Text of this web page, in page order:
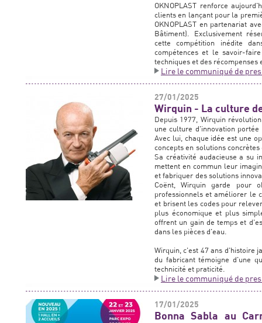
OKNOPLAST renforce
clients en lançant pour la
OKNOPLAST en partenariat
Bâtiment). Exclusivement
cette compétition inédite
compétences et le savoir-
techniques et des récompenses
Lire le communiqué de
27/01/2025
Wirquin - La culture
Depuis 1977, Wirquin
une culture d'innovation
Avec lui, chaque idée est une
concepts en solutions
Sa créativité audacieuse a su
mettent en commun leur
et fabriquer des solutions
Coënt, Wirquin garde pour
professionnels et améliorer le
et brisent les codes pour
plus économique et plus
offrent un gain de temps et
dans les pièces d'eau.
Wirquin, c'est 47 ans d'histoire
du fabricant témoigne d'une
technicité et praticité.
Lire le communiqué de
17/01/2025
Bonna Sabla au